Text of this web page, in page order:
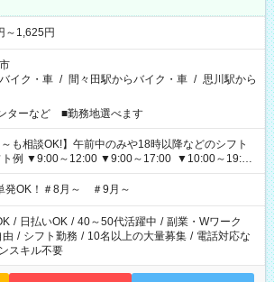
～1,625円
イク・車 / 間々田駅からバイク・車 / 思川駅から
ターなど ■勤務地選べます
～も相談OK!】午前中のみや18時以降などのシフト
ト例 ▼9:00～12:00 ▼9:00～17:00 ▼10:00～19:00
発OK！＃8月～ ＃9月～
/ 日払いOK / 40～50代活躍中 / 副業・Wワーク
由 / シフト勤務 / 10名以上の大量募集 / 電話対応な
スキル不要